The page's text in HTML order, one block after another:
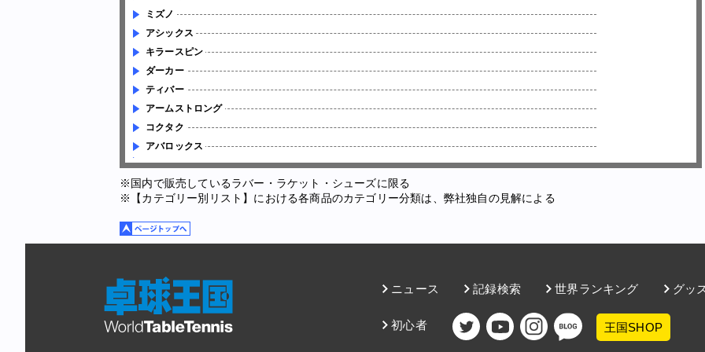
ミズノ
アシックス
キラースピン
ダーカー
ティバー
アームストロング
コクタク
アバロックス
※国内で販売しているラバー・ラケット・シューズに限る
※【カテゴリー別リスト】における各商品のカテゴリー分類は、弊社独自の見解による
ニュース 記録検索 世界ランキング グッ
初心者 王国SHOP